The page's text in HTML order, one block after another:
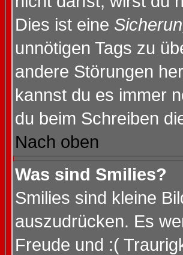
Dies ist eine
unnötigen Tags zu
andere Störungen
kannst du es immer
du beim Schreiben
Nach oben
Was sind Smilies?
Smilies sind kleine
auszudrücken. Es
Freude und :(